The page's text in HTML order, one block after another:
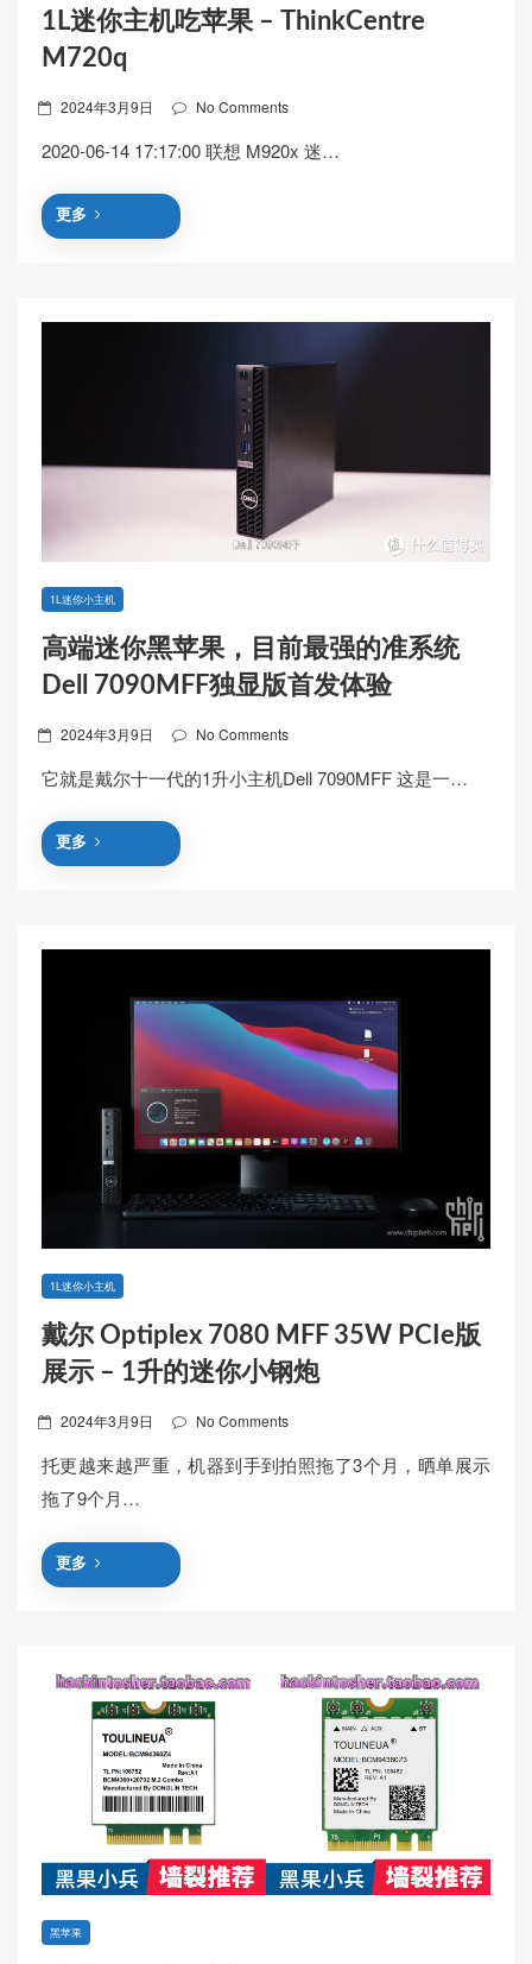
1L迷你主机吃苹果 – ThinkCentre
M720q
Posted
2024年3月9日 No Comments
2020-06-14 17:17:00 联想 M920x 迷…
更多
1L迷你小主机
高端迷你黑苹果，目前最强的准系统
Dell 7090MFF独显版首发体验
Posted
2024年3月9日 No Comments
它就是戴尔十一代的1升小主机Dell 7090MFF 这是一…
更多
1L迷你小主机
戴尔 Optiplex 7080 MFF 35W PCIe版
展示 – 1升的迷你小钢炮
Posted
2024年3月9日 No Comments
托更越来越严重，机器到手到拍照拖了3个月，晒单展示
拖了9个月…
更多
黑苹果